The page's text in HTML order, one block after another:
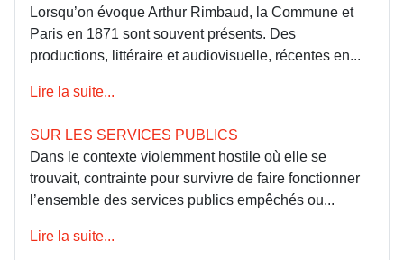
Lorsqu’on évoque Arthur Rimbaud, la Commune et
Paris en 1871 sont souvent présents. Des
productions, littéraire et audiovisuelle, récentes en...
Lire la suite...
SUR LES SERVICES PUBLICS
Dans le contexte violemment hostile où elle se
trouvait, contrainte pour survivre de faire fonctionner
l’ensemble des services publics empêchés ou...
Lire la suite...